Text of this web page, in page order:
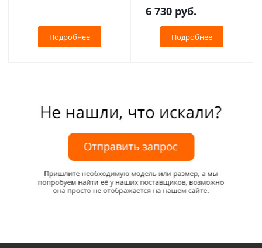
Подробнее
6 730 руб.
Подробнее